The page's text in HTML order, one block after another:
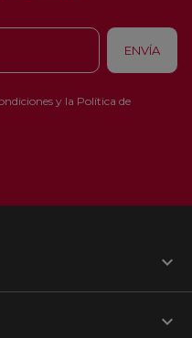
y la Política de

